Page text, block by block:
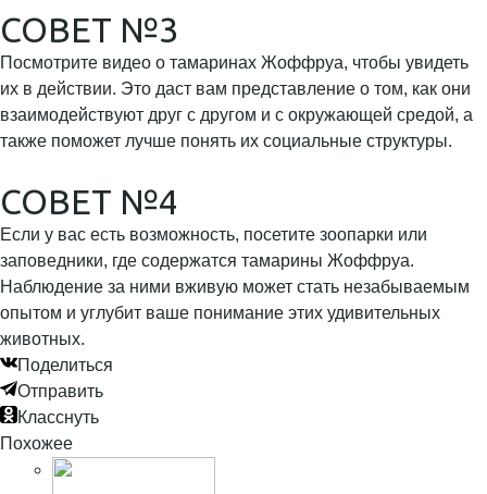
СОВЕТ №3
Посмотрите видео о тамаринах Жоффруа, чтобы увидеть
их в действии. Это даст вам представление о том, как они
взаимодействуют друг с другом и с окружающей средой, а
также поможет лучше понять их социальные структуры.
СОВЕТ №4
Если у вас есть возможность, посетите зоопарки или
заповедники, где содержатся тамарины Жоффруа.
Наблюдение за ними вживую может стать незабываемым
опытом и углубит ваше понимание этих удивительных
животных.
Поделиться
Отправить
Класснуть
Похожее